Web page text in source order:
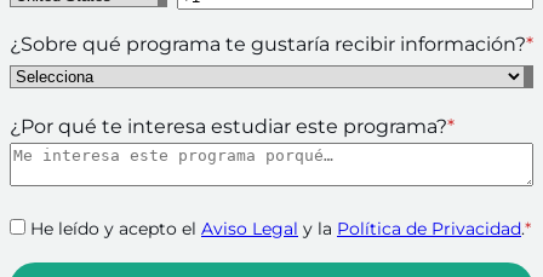
¿Sobre qué programa te gustaría recibir información?*
¿Por qué te interesa estudiar este programa?*
He leído y acepto el Aviso Legal y la Política de Privacidad.*